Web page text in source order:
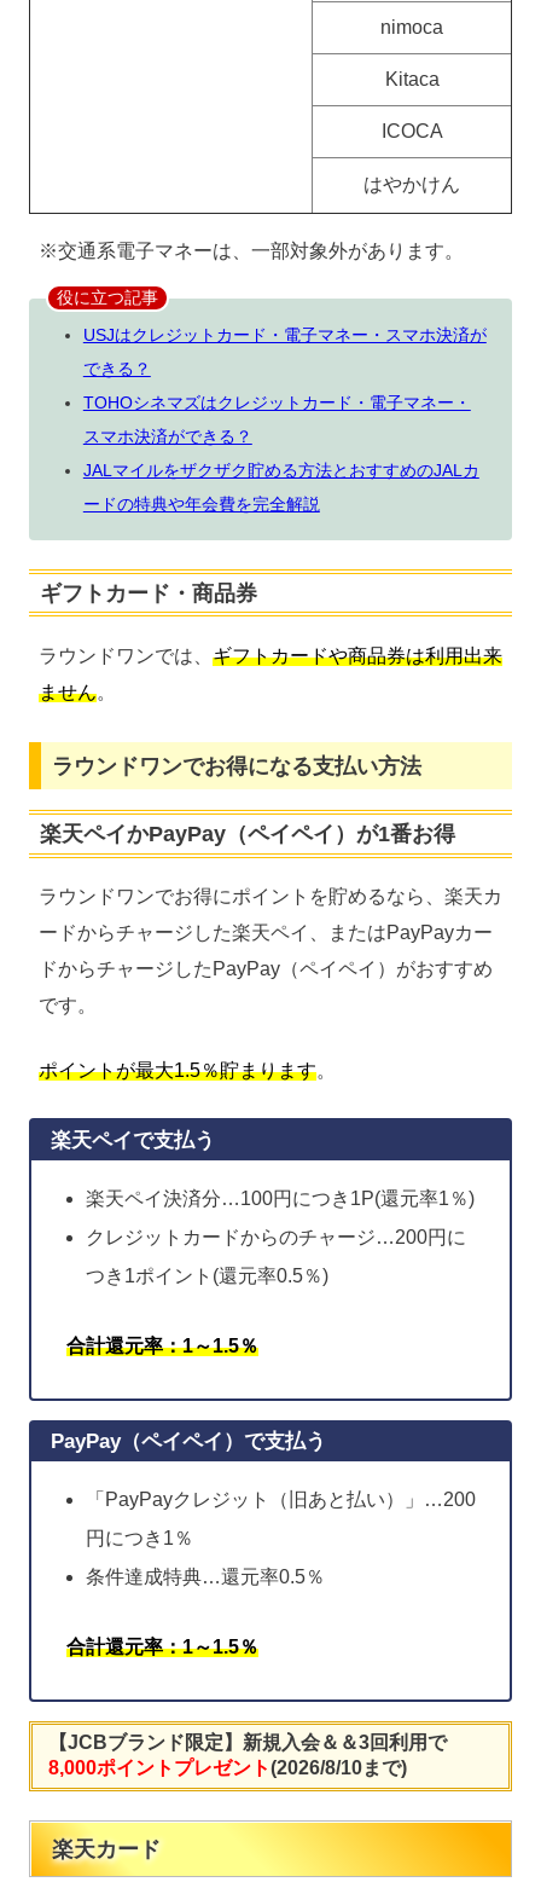
nimoca
Kitaca
ICOCA
はやかけん
※交通系電子マネーは、一部対象外があります。
役に立つ記事
USJはクレジットカード・電子マネー・スマホ決済が
できる？
TOHOシネマズはクレジットカード・電子マネー・
スマホ決済ができる？
JALマイルをザクザク貯める方法とおすすめのJALカ
ードの特典や年会費を完全解説
ギフトカード・商品券
ラウンドワンでは、 ギフトカードや商品券は利用出来
ません。
ラウンドワンでお得になる支払い方法
楽天ペイかPayPay（ペイペイ）が1番お得
ラウンドワンでお得にポイントを貯めるなら、楽天カ
ードからチャージした楽天ペイ、またはPayPayカー
ドからチャージしたPayPay（ペイペイ）がおすすめ
です。
ポイントが最大1.5％貯まります。
楽天ペイで支払う
楽天ペイ決済分…100円につき1P(還元率1％)
クレジットカードからのチャージ…200円に
つき1ポイント(還元率0.5％)
合計還元率：1～1.5％
PayPay（ペイペイ）で支払う
「PayPayクレジット（旧あと払い）」…200
円につき1％
条件達成特典…還元率0.5％
合計還元率：1～1.5％
【JCBブランド限定】新規入会＆＆3回利用で
8,000ポイントプレゼント(2026/8/10まで)
楽天カード